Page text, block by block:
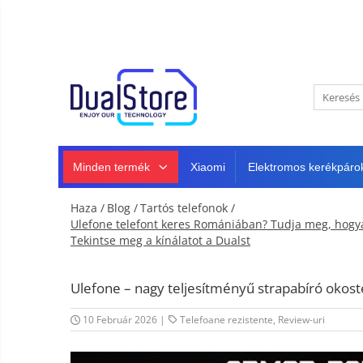
Minden (okos és klasszikus)
Telefongyártók
Masszív telefonok
5G telefonok
Tablet PC, mini PC és laptopok
Tablet PC
Tartozék
Intelligens
otthon-
és
sportkamerák
Fejhallgató
Minden termék Xiaomi Elektromos
Haza / Blog /Tartós telefonok /
Ulefone telefont keres Romániában? Tudja meg,
Tekintse meg a kínálatot a Dualst
Ulefone – nagy teljesítményű strapabíró
10 Február 2026 | Telefoane rezistente, Review-uri